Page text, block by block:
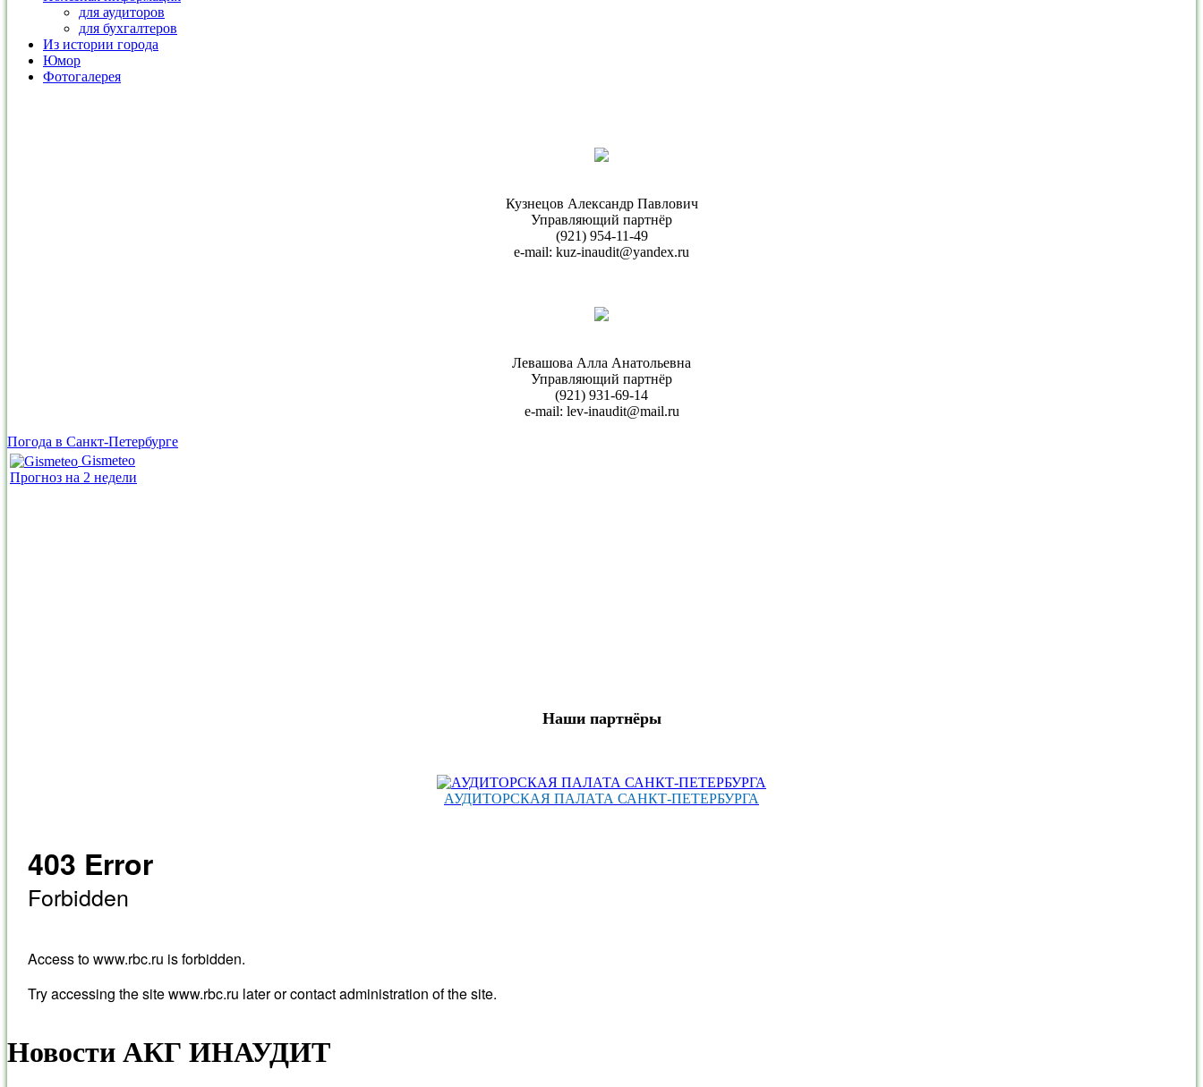
для аудиторов
для бухгалтеров
Из истории города
Юмор
Фотогалерея
Кузнецов Александр Павлович
Управляющий партнёр
(921) 954-11-49
e-mail: kuz-inaudit@yandex.ru
Левашова Алла Анатольевна
Управляющий партнёр
(921) 931-69-14
e-mail: lev-inaudit@mail.ru
Погода в Санкт-Петербурге
Gismeteo
Прогноз на 2 недели
Наши партнёры
АУДИТОРСКАЯ ПАЛАТА САНКТ‑ПЕТЕРБУРГА
Новости АКГ ИНАУДИТ